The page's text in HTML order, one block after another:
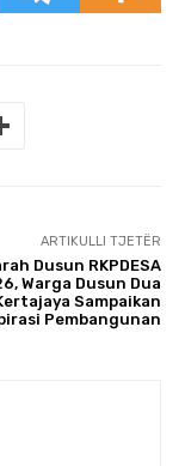
ARTIKULLI TJETËR
Dusun RKPDESA
Warga Dusun Dua
Sampaikan
Pembangunan